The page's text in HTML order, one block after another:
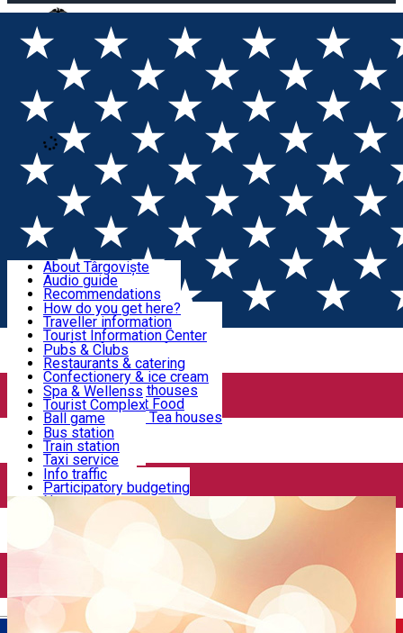
English
Open main menu
Loading
Sign In
Sign Up Free
Discover Târgoviște
Useful information!
Accommodation & Food
Activities
Transportation & Parking
We keep you informed!
About Târgoviște
Audio guide
Recommendations
Parks & Zoo
Church & monasteries
Art & culture
Event organizers
Legends and stories
Târgoviște in pictures
How do you get here?
Traveller information
Tourist Information Center
Useful information for locals
Community
Pubs & Clubs
Restaurants & catering
Confectionery & ice cream
Hotels and guesthouses
Pizzerias & Fast Food
Coffee places & Tea houses
Spa & Wellenss
Tourist Complex
Ball game
Swimming
Sport clubs
Playgrounds
Bus station
Train station
Taxi service
Rent a car
Car wash
Parking places
Info traffic
Participatory budgeting
News
Events
Home Restaurant SC KLM